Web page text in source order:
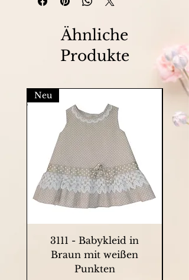
DPD oder UPS.
Ähnliche
Produkte
Neu
3111 - Babykleid in
Braun mit weißen
Punkten